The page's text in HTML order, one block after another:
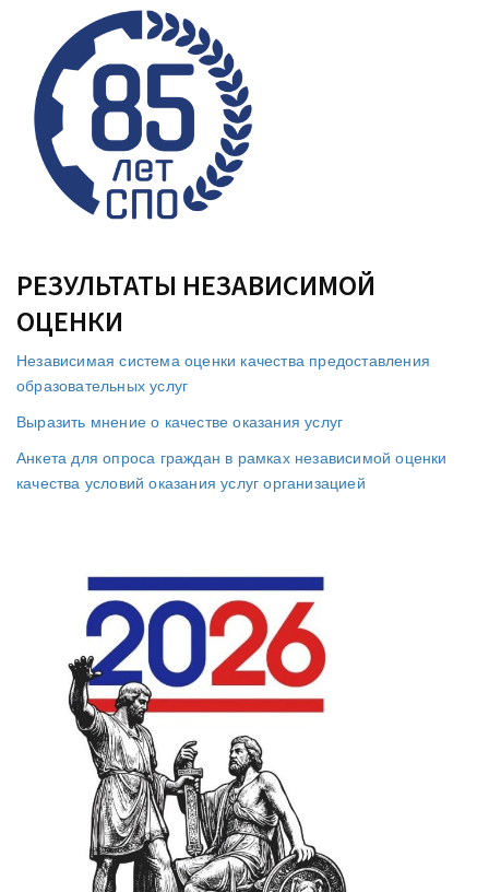
РЕЗУЛЬТАТЫ НЕЗАВИСИМОЙ
ОЦЕНКИ
Независимая система оценки качества предоставления
образовательных услуг
Выразить мнение о качестве оказания услуг
Анкета для опроса граждан в рамках независимой оценки
качества условий оказания услуг организацией